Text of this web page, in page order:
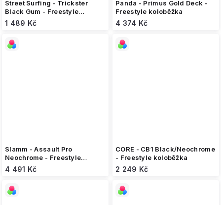
Street Surfing - Trickster
Black Gum - Freestyle
koloběžka
1 489 Kč
Panda - Primus Gold Deck -
Freestyle koloběžka
4 374 Kč
Slamm - Assault Pro
Neochrome - Freestyle
koloběžka
4 491 Kč
CORE - CB1 Black/Neochrome
- Freestyle koloběžka
2 249 Kč